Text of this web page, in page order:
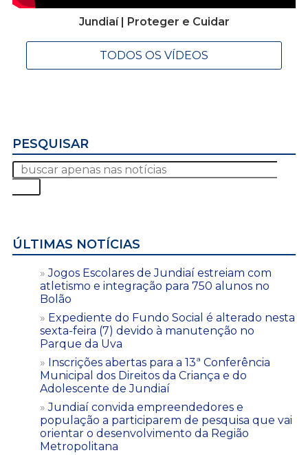
Jundiaí | Proteger e Cuidar
TODOS OS VÍDEOS
PESQUISAR
ÚLTIMAS NOTÍCIAS
Jogos Escolares de Jundiaí estreiam com
atletismo e integração para 750 alunos no
Bolão
Expediente do Fundo Social é alterado nesta
sexta-feira (7) devido à manutenção no
Parque da Uva
Inscrições abertas para a 13ª Conferência
Municipal dos Direitos da Criança e do
Adolescente de Jundiaí
Jundiaí convida empreendedores e
população a participarem de pesquisa que vai
orientar o desenvolvimento da Região
Metropolitana